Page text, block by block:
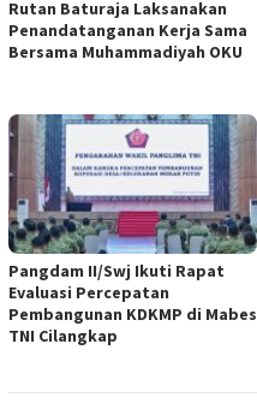
Rutan Baturaja Laksanakan
Penandatanganan Kerja Sama
Bersama Muhammadiyah OKU
Pangdam II/Swj Ikuti Rapat
Evaluasi Percepatan
Pembangunan KDKMP di Mabes
TNI Cilangkap